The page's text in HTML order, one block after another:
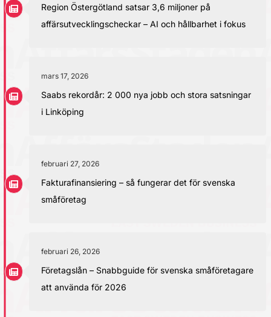
Region Östergötland satsar 3,6 miljoner på
affärsutvecklingscheckar – AI och hållbarhet i fokus
mars 17, 2026
Saabs rekordår: 2 000 nya jobb och stora satsningar
i Linköping
februari 27, 2026
Fakturafinansiering – så fungerar det för svenska
småföretag
februari 26, 2026
Företagslån – Snabbguide för svenska småföretagare
att använda för 2026